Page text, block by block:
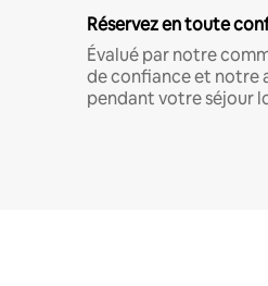
Réservez en toute
Évalué par notre
de confiance et notre
pendant votre séjour